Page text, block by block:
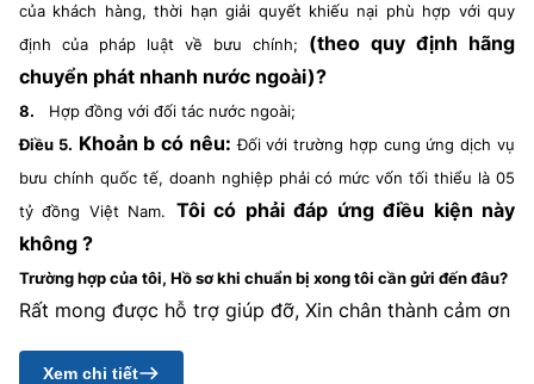
của khách hàng, thời hạn giải quyết khiếu nại phù hợp với quy
định của pháp luật về bưu chính;
(theo quy định hãng
chuyển phát nhanh nước ngoài)?
8.
Hợp đồng với đối tác nước ngoài;
Điều 5. Khoản b có nêu:Đối với trường hợp cung ứng dịch vụ
bưu chính quốc tế, doanh nghiệp phải có mức vốn tối thiểu là 05
tỷ đồng Việt Nam.
Tôi có phải đáp ứng điều kiện này
không ?
Trường hợp của tôi, Hồ sơ khi chuẩn bị xong tôi cần gửi đến đâu?
Rất mong được hỗ trợ giúp đỡ, Xin chân thành cảm ơn
Xem chi tiết